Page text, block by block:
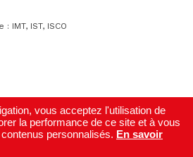
IMT, IST, ISCO
vous acceptez l'utilisation de
la performance de ce site et à vous
personnalisés. En savoir